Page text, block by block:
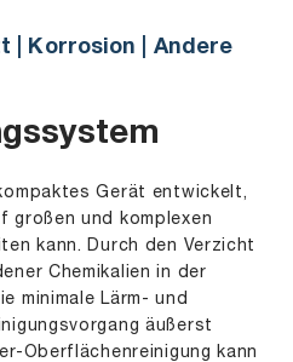
| Korrosion | Andere
Gerät entwickelt,
großen und komplexen
kann. Durch den Verzicht
Chemikalien in der
minimale Lärm- und
äußerst
Oberflächenreinigung kann